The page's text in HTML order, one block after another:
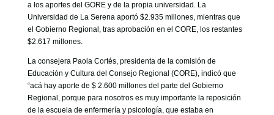
a los aportes del GORE y de la propia universidad. La
Universidad de La Serena aportó $2.935 millones, mientras que
el Gobierno Regional, tras aprobación en el CORE, los restantes
$2.617 millones.
La consejera Paola Cortés, presidenta de la comisión de
Educación y Cultura del Consejo Regional (CORE), indicó que
“acá hay aporte de $ 2.600 millones del parte del Gobierno
Regional, porque para nosotros es muy importante la reposición
de la escuela de enfermería y psicología, que estaba en